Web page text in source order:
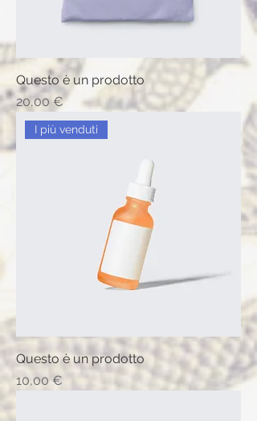
Questo è un prodotto
Prix
20,00 €
I più venduti
Questo è un prodotto
Prix
10,00 €